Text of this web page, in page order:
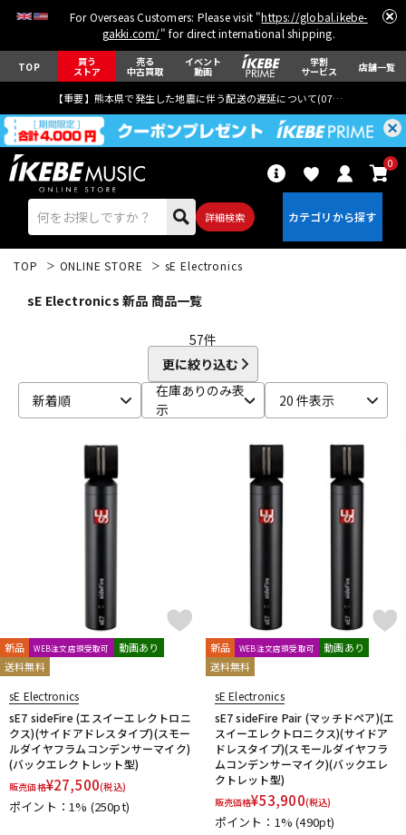
For Overseas Customers: Please visit "https://global.ikebe-
gakki.com/" for direct international shipping.
TOP 買う
ストア
売る
中古買取
イベント
動画
学割
サービス 店舗一覧
【重要】熊本県で発生した地震に伴う配送の遅延について(07月29日
詳細検索
0
ドラム パーカッション
管楽器 その他楽器
アンプ エフェクター
DJ機器 DTM
レコーディング機器
TOP ONLINE STORE sE Electronics
sE Electronics 新品 商品一覧
57件
更に絞り込む
新着順
在庫ありのみ表
示
20 件表示
新品 WEB注文店頭受取可
動画あり
送料無料
sE Electronics
sE7 sideFire (エスイーエレクトロニ
クス)(サイドアドレスタイプ)(スモー
ルダイヤフラムコンデンサーマイク)
(バックエレクトレット型)
販売価格¥27,500(税込)
ポイント：1% (250pt)
新品 WEB注文店頭受取可
動画あり
送料無料
sE Electronics
sE7 sideFire Pair (マッチドペア)(エ
スイーエレクトロニクス)(サイドア
ドレスタイプ)(スモールダイヤフラ
ムコンデンサーマイク)(バックエレ
クトレット型)
販売価格¥53,900(税込)
ポイント：1%(490pt)